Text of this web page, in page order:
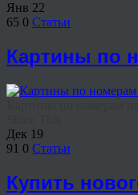
Янв 22
65 0 Статьи
Картины по
Дек 19
91 0 Статьи
Купить